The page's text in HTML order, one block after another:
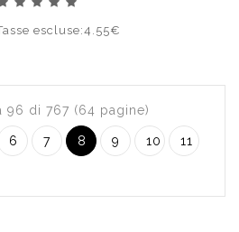
escluse:4.55€
96 di 767 (64 pagine)
6 7 8 9 10 11